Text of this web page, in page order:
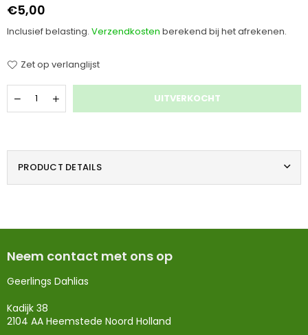
Normale
prijs
€5,00
Inclusief belasting. Verzendkosten berekend bij het afrekenen.
Zet op verlanglijst
Hoeveelheid
UITVERKOCHT
PRODUCT DETAILS
Neem contact met ons op
Geerlings Dahlias
Kadijk 38
2104 AA Heemstede Noord Holland